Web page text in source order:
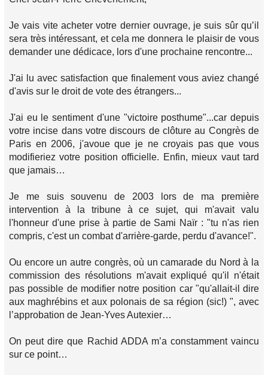
Je vais vite acheter votre dernier ouvrage, je suis sûr qu’il
sera très intéressant, et cela me donnera le plaisir de vous
demander une dédicace, lors d'une prochaine rencontre...
J'ai lu avec satisfaction que finalement vous aviez changé
d'avis sur le droit de vote des étrangers...
J'ai eu le sentiment d'une "victoire posthume"...car depuis
votre incise dans votre discours de clôture au Congrès de
Paris en 2006, j'avoue que je ne croyais pas que vous
modifieriez votre position officielle. Enfin, mieux vaut tard
que jamais…
Je me suis souvenu de 2003 lors de ma première
intervention à la tribune à ce sujet, qui m'avait valu
l'honneur d'une prise à partie de Sami Naïr : "tu n'as rien
compris, c'est un combat d'arrière-garde, perdu d'avance!".
Ou encore un autre congrès, où un camarade du Nord à la
commission des résolutions m'avait expliqué qu'il n'était
pas possible de modifier notre position car "qu'allait-il dire
aux maghrébins et aux polonais de sa région (sic!) ", avec
l’approbation de Jean-Yves Autexier…
On peut dire que Rachid ADDA m’a constamment vaincu
sur ce point…